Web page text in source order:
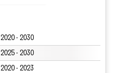
2020 - 2030
2025 - 2030
2020 - 2023